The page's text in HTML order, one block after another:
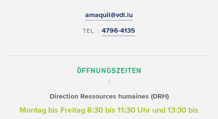
amaquil@vdl.lu
TEL. : 4796-4135
ÖFFNUNGSZEITEN
Direction Ressources humaines (DRH)
Montag bis Freitag 8:30 bis 11:30 Uhr und 13:30 bis